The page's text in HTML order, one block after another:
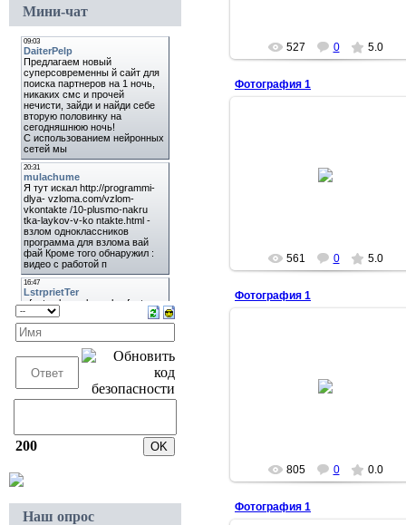
Мини-чат
200
Наш опрос
527 0 5.0
Фотография 1
561 0 5.0
Фотография 1
805 0 0.0
Фотография 1